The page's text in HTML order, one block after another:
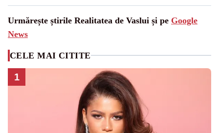
Urmărește știrile Realitatea de Vaslui și pe Google
News
CELE MAI CITITE
1